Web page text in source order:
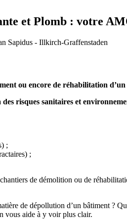
et Plomb : votre
Sapidus - Illkirch-Graffenstaden
ou encore de réhabilitation
des risques sanitaires et
;
;
de démolition ou de
de dépollution d’un bâtiment ?
vous aide à y voir plus clair.